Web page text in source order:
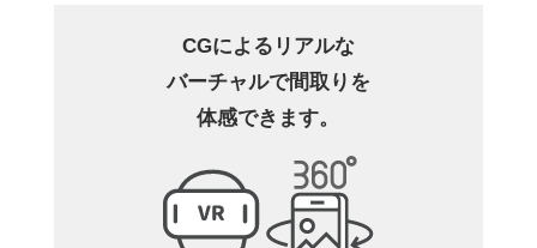
CGによるリアルな
バーチャルで間取りを
体感できます。